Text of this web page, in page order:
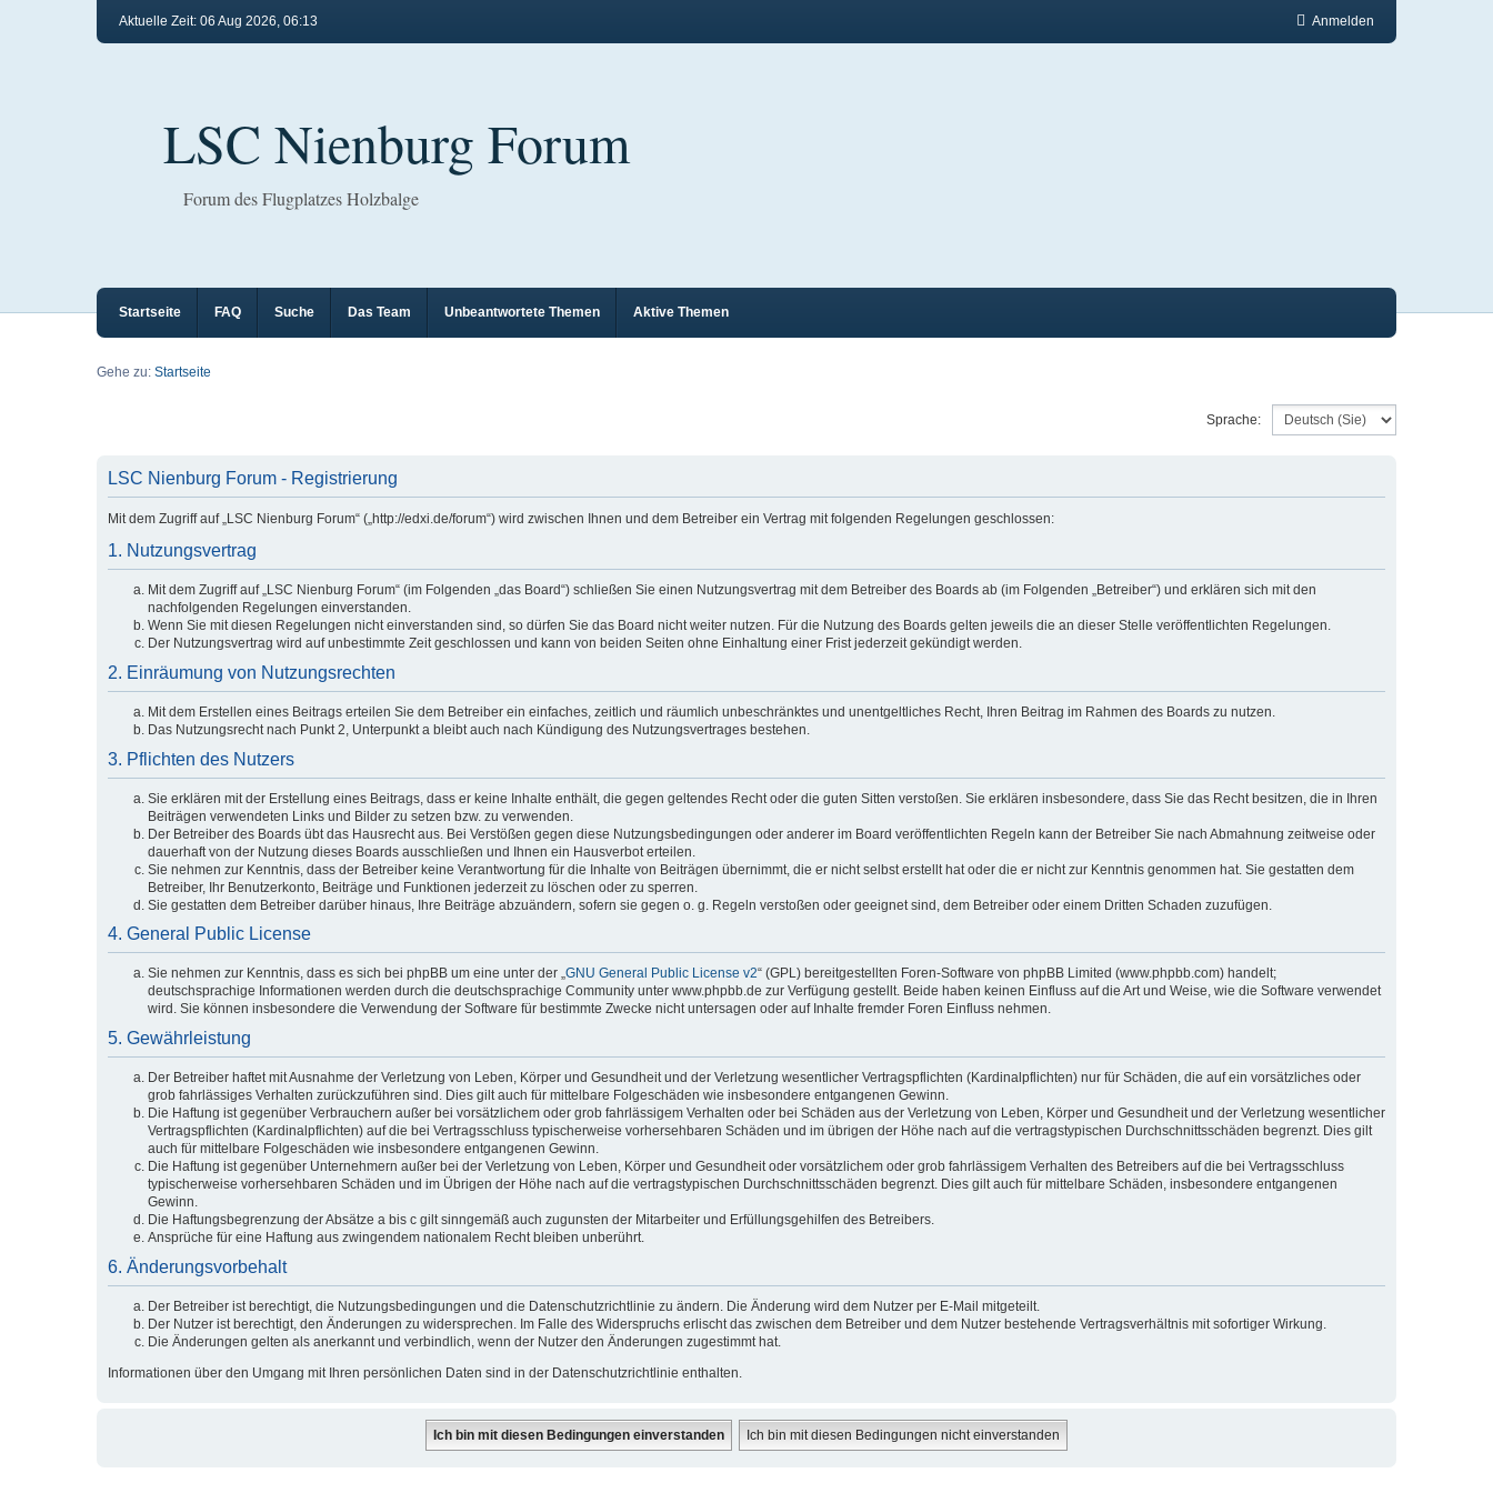
Anmelden
Aktuelle Zeit: 06 Aug 2026, 06:13
LSC Nienburg Forum
Forum des Flugplatzes Holzbalge
Startseite FAQ Suche Das Team Unbeantwortete Themen Aktive Themen
Gehe zu: Startseite
Sprache:
LSC Nienburg Forum - Registrierung
Mit dem Zugriff auf „LSC Nienburg Forum“ („http://edxi.de/forum“) wird zwischen Ihnen und dem Betreiber ein Vertrag mit folgenden Regelungen geschlossen:
1. Nutzungsvertrag
Mit dem Zugriff auf „LSC Nienburg Forum“ (im Folgenden „das Board“) schließen Sie einen Nutzungsvertrag mit dem Betreiber des Boards ab (im Folgenden „Betreiber“) und erklären sich mit den
nachfolgenden Regelungen einverstanden.
Wenn Sie mit diesen Regelungen nicht einverstanden sind, so dürfen Sie das Board nicht weiter nutzen. Für die Nutzung des Boards gelten jeweils die an dieser Stelle veröffentlichten Regelungen.
Der Nutzungsvertrag wird auf unbestimmte Zeit geschlossen und kann von beiden Seiten ohne Einhaltung einer Frist jederzeit gekündigt werden.
2. Einräumung von Nutzungsrechten
Mit dem Erstellen eines Beitrags erteilen Sie dem Betreiber ein einfaches, zeitlich und räumlich unbeschränktes und unentgeltliches Recht, Ihren Beitrag im Rahmen des Boards zu nutzen.
Das Nutzungsrecht nach Punkt 2, Unterpunkt a bleibt auch nach Kündigung des Nutzungsvertrages bestehen.
3. Pflichten des Nutzers
Sie erklären mit der Erstellung eines Beitrags, dass er keine Inhalte enthält, die gegen geltendes Recht oder die guten Sitten verstoßen. Sie erklären insbesondere, dass Sie das Recht besitzen, die in Ihren
Beiträgen verwendeten Links und Bilder zu setzen bzw. zu verwenden.
Der Betreiber des Boards übt das Hausrecht aus. Bei Verstößen gegen diese Nutzungsbedingungen oder anderer im Board veröffentlichten Regeln kann der Betreiber Sie nach Abmahnung zeitweise oder
dauerhaft von der Nutzung dieses Boards ausschließen und Ihnen ein Hausverbot erteilen.
Sie nehmen zur Kenntnis, dass der Betreiber keine Verantwortung für die Inhalte von Beiträgen übernimmt, die er nicht selbst erstellt hat oder die er nicht zur Kenntnis genommen hat. Sie gestatten dem
Betreiber, Ihr Benutzerkonto, Beiträge und Funktionen jederzeit zu löschen oder zu sperren.
Sie gestatten dem Betreiber darüber hinaus, Ihre Beiträge abzuändern, sofern sie gegen o. g. Regeln verstoßen oder geeignet sind, dem Betreiber oder einem Dritten Schaden zuzufügen.
4. General Public License
Sie nehmen zur Kenntnis, dass es sich bei phpBB um eine unter der „GNU General Public License v2“ (GPL) bereitgestellten Foren-Software von phpBB Limited (www.phpbb.com) handelt;
deutschsprachige Informationen werden durch die deutschsprachige Community unter www.phpbb.de zur Verfügung gestellt. Beide haben keinen Einfluss auf die Art und Weise, wie die Software verwendet
wird. Sie können insbesondere die Verwendung der Software für bestimmte Zwecke nicht untersagen oder auf Inhalte fremder Foren Einfluss nehmen.
5. Gewährleistung
Der Betreiber haftet mit Ausnahme der Verletzung von Leben, Körper und Gesundheit und der Verletzung wesentlicher Vertragspflichten (Kardinalpflichten) nur für Schäden, die auf ein vorsätzliches oder
grob fahrlässiges Verhalten zurückzuführen sind. Dies gilt auch für mittelbare Folgeschäden wie insbesondere entgangenen Gewinn.
Die Haftung ist gegenüber Verbrauchern außer bei vorsätzlichem oder grob fahrlässigem Verhalten oder bei Schäden aus der Verletzung von Leben, Körper und Gesundheit und der Verletzung wesentlicher
Vertragspflichten (Kardinalpflichten) auf die bei Vertragsschluss typischerweise vorhersehbaren Schäden und im übrigen der Höhe nach auf die vertragstypischen Durchschnittsschäden begrenzt. Dies gilt
auch für mittelbare Folgeschäden wie insbesondere entgangenen Gewinn.
Die Haftung ist gegenüber Unternehmern außer bei der Verletzung von Leben, Körper und Gesundheit oder vorsätzlichem oder grob fahrlässigem Verhalten des Betreibers auf die bei Vertragsschluss
typischerweise vorhersehbaren Schäden und im Übrigen der Höhe nach auf die vertragstypischen Durchschnittsschäden begrenzt. Dies gilt auch für mittelbare Schäden, insbesondere entgangenen
Gewinn.
Die Haftungsbegrenzung der Absätze a bis c gilt sinngemäß auch zugunsten der Mitarbeiter und Erfüllungsgehilfen des Betreibers.
Ansprüche für eine Haftung aus zwingendem nationalem Recht bleiben unberührt.
6. Änderungsvorbehalt
Der Betreiber ist berechtigt, die Nutzungsbedingungen und die Datenschutzrichtlinie zu ändern. Die Änderung wird dem Nutzer per E-Mail mitgeteilt.
Der Nutzer ist berechtigt, den Änderungen zu widersprechen. Im Falle des Widerspruchs erlischt das zwischen dem Betreiber und dem Nutzer bestehende Vertragsverhältnis mit sofortiger Wirkung.
Die Änderungen gelten als anerkannt und verbindlich, wenn der Nutzer den Änderungen zugestimmt hat.
Informationen über den Umgang mit Ihren persönlichen Daten sind in der Datenschutzrichtlinie enthalten.